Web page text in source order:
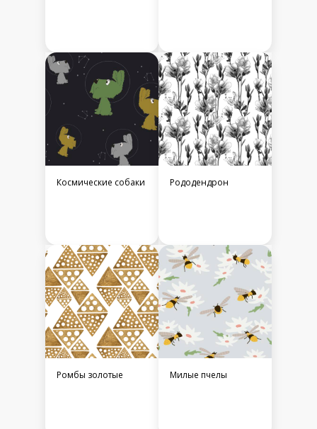
Космические собаки Рододендрон
Ромбы золотые Милые пчелы